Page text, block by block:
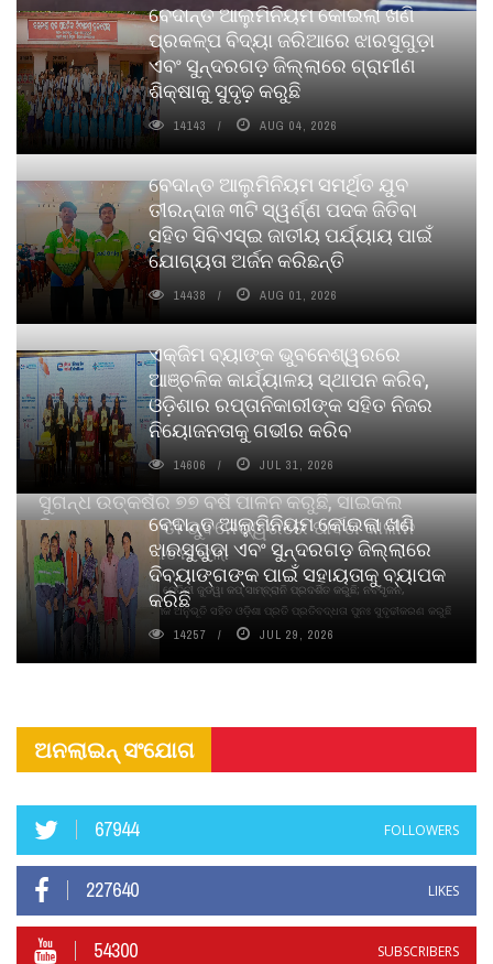
ସୁଗନ୍ଧ ଉତ୍କର୍ଷର ୭୭ ବର୍ଷ ପାଳନ କରୁଛି, ସାଇକଲ
ପିୟୋର୍‌ ଅଗରବତୀ ଭୁବନେଶ୍ୱରରେ ପାର୍ବଣ କାଳୀନ
ନବସୃଜନ ଉନ୍ମୋଚନ କଲା
ବାଉଁଶ ବିହୀନ କଠିନ ଧୂପ ଏବଂ ମେଦିନୀ ଜୁଡୱା କପ୍‌ ସାମ୍ବ୍ରାନି ପ୍ରଦର୍ଶିତ କରୁଛି; ନବସୃଜନ,
ଦୀର୍ଘସ୍ଥାୟିତା ଏବଂ ଆଧ୍ୟାତ୍ମିକ ଅନୁଭୂତି ସହିତ ଓଡ଼ିଶା ପ୍ରତି ପ୍ରତିବଦ୍ଧତା ପୁନଃ ସୁଦୃଢୀକରଣ କରୁଛି
ବେଦାନ୍ତ ଆଲୁମିନିୟମ କୋଇଲା ଖଣି
ପ୍ରକଳ୍ପ ବିଦ୍ୟା ଜରିଆରେ ଝାରସୁଗୁଡ଼ା
ଏବଂ ସୁନ୍ଦରଗଡ଼ ଜିଲ୍ଲାରେ ଗ୍ରାମୀଣ
ଶିକ୍ଷାକୁ ସୁଦୃଢ଼ କରୁଛି
14143 AUG 04, 2026
ବେଦାନ୍ତ ଆଲୁମିନିୟମ ସମର୍ଥିତ ଯୁବ
ତୀରନ୍ଦାଜ ୩ଟି ସ୍ୱର୍ଣ୍ଣ ପଦକ ଜିତିବା
ସହିତ ସିବିଏସ୍ଇ ଜାତୀୟ ପର୍ଯ୍ୟାୟ ପାଇଁ
ଯୋଗ୍ୟତା ଅର୍ଜନ କରିଛନ୍ତି
14438 AUG 01, 2026
ଏକ୍ଜିମ ବ୍ୟାଙ୍କ ଭୁବନେଶ୍ୱରରେ
ଆଞ୍ଚଳିକ କାର୍ଯ୍ୟାଳୟ ସ୍ଥାପନ କରିବ,
ଓଡ଼ିଶାର ରପ୍ତାନିକାରୀଙ୍କ ସହିତ ନିଜର
ନିୟୋଜନତାକୁ ଗଭୀର କରିବ
14606 JUL 31, 2026
ବେଦାନ୍ତ ଆଲୁମିନିୟମ କୋଇଲା ଖଣି
ଝାରସୁଗୁଡା ଏବଂ ସୁନ୍ଦରଗଡ଼ ଜିଲ୍ଲାରେ
ଦିବ୍ୟାଙ୍ଗଙ୍କ ପାଇଁ ସହାୟତାକୁ ବ୍ୟାପକ
କରିଛି
14257 JUL 29, 2026
ଅନଲାଇନ୍ ସଂଯୋଗ
67944 FOLLOWERS
227640 LIKES
54300 SUBSCRIBERS